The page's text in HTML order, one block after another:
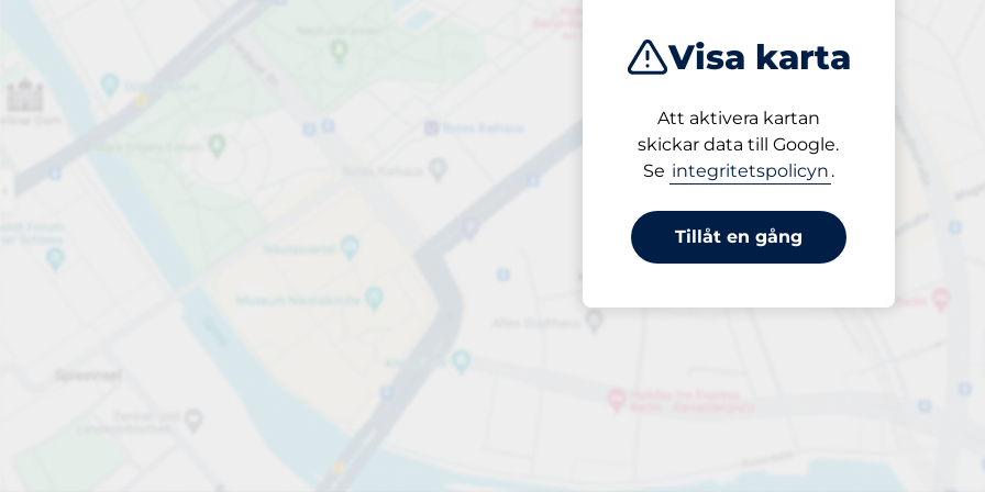
Visa karta
Att aktivera kartan
skickar data till Google.
Se integritetspolicyn .
Tillåt en gång
Öppet nu